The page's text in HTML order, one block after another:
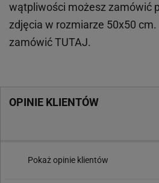
wątpliwości możesz zamówić
zdjęcia w rozmiarze 50x50
zamówićTUTAJ.
OPINIE KLIENTÓW
Pokaż opinie klientów